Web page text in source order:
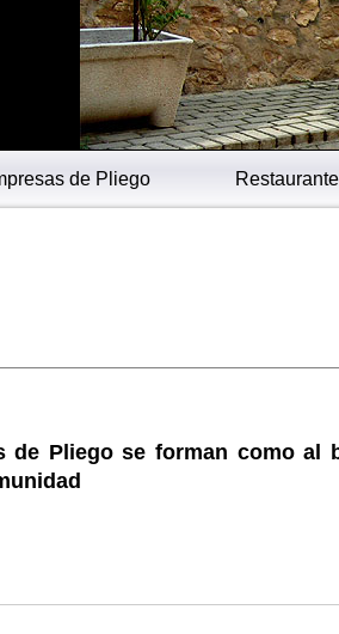
de Pliego
de Pliego se forman como al